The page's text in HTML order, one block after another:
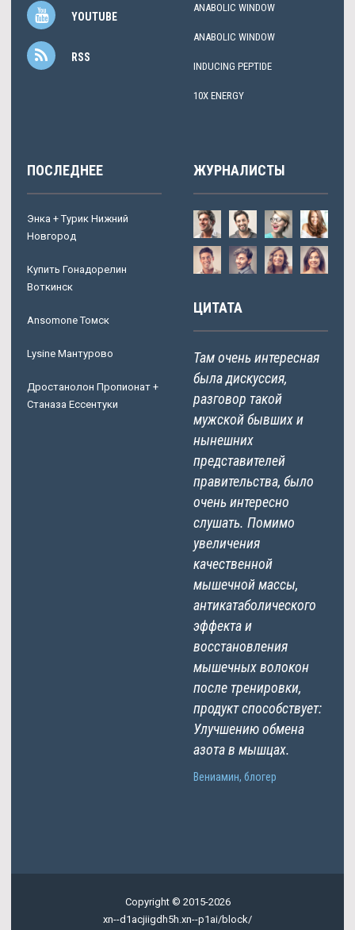
YOUTUBE
RSS
ANABOLIC WINDOW
ANABOLIC WINDOW
INDUCING PEPTIDE
10X ENERGY
ПОСЛЕДНЕЕ
Энка + Турик Нижний
Новгород
Купить Гонадорелин
Воткинск
Ansomone Томск
Lysine Мантурово
Дростанолон Пропионат +
Станаза Ессентуки
ЖУРНАЛИСТЫ
ЦИТАТА
Там очень интересная
была дискуссия,
разговор такой
мужской бывших и
нынешних
представителей
правительства, было
очень интересно
слушать. Помимо
увеличения
качественной
мышечной массы,
антикатаболического
эффекта и
восстановления
мышечных волокон
после тренировки,
продукт способствует:
Улучшению обмена
азота в мышцах.
Вениамин, блогер
Copyright © 2015-2026
xn--d1acjiigdh5h.xn--p1ai/block/